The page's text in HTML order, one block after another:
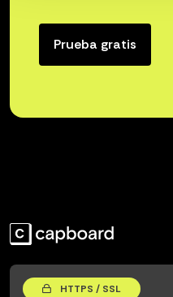
Prueba gratis
HTTPS / SSL